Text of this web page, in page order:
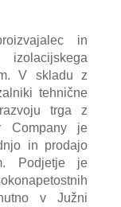
in
V skladu z
tehnične
trga z
Company je
in prodajo
Podjetje je
v Južni